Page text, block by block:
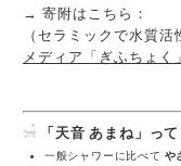
→ 寄附はこちら：
（セラミックで水質活
メディア「ぎふちょく」
「天音 あまね」っ
一般シャワーに比べて や